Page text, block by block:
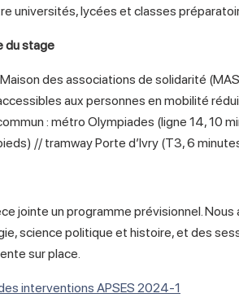
universités, lycées et classes
du stage
des associations de solidarité
aux personnes en mobilité
: métro Olympiades (ligne 14, 10
// tramway Porte d’Ivry (T3, 6
jointe un programme prévisionnel.
science politique et histoire, et des
sur place.
interventions APSES 2024-1